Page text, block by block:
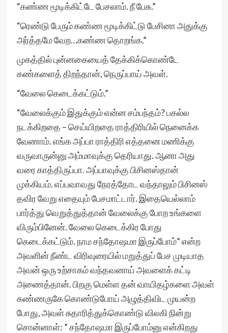
“கண்ண மூடிக்கிட்டே பேசலாம். நீ பேசு.”
“ரெண்டு பேரும் கண்ண மூடிக்கிட்டு பேசினா அதுக்கு
அர்த்தமே வேற…கண்ண தொறங்க.”
முகத்தில் புன்னகையைத் தேக்கிக்கொண்டே
கண்களைத் திறந்தான், நெருப்பாய் அவள்.
“வேலை கெடைக்கட்டும்.”
“வேலைக்கும் இதுக்கும் என்ன சம்பந்தம்? பகல்ல
நடக்கிறதை – செய்யிறதை ராத்திரியில் நெனைக்க
வேணாம். எங்க அப்பா ராத்திரி எத்தனை மணிக்கு
வருவாருன்னு அம்மாவுக்கு தெரியாது. ஆனா அது
வரை காத்திருப்பா. அப்பாவுக்கு பிசினஸ்தான்
முக்கியம். எப்பவாவது நேரத்தோட வந்தாலும் பிசினஸ்
தவிர வேறு எதையும் பேசமாட்டார். இதையெல்லாம்
பார்த்து வெறுத்துத்தான் வேலைக்கு போற உங்களை
விரும்பினேன். வேலை கெடைக்கிர போது
கெடைக்கட்டும். நாம சந்தோஷமா இருப்போம்” என்ற
அவளின் நீண்ட விரிவுரையில் மறுத்துப் பேச முடியாத
அவன் ஒரு உற்சாகம் வந்தவனாய் அவளைக் கட்டி
அணைத்தான். பிறகு மெள்ள தன் வாயிதழ்களை அவள்
கண்ணருகே கொண்டுபோய் அழுத்திவிட முயன்ற
போது, அவள் சுதாரித்துக்கொண்டு விலகி நின்று
சொன்னாள்: ” சந்தோஷமா இருப்போம்னு என்கிறது